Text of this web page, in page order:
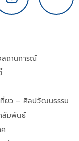
ถานการณ์
ที่ยว – ศิลปวัฒนธรรม
สัมพันธ์